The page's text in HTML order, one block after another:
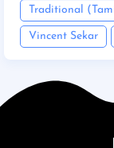
Traditional
Vincent Sekar